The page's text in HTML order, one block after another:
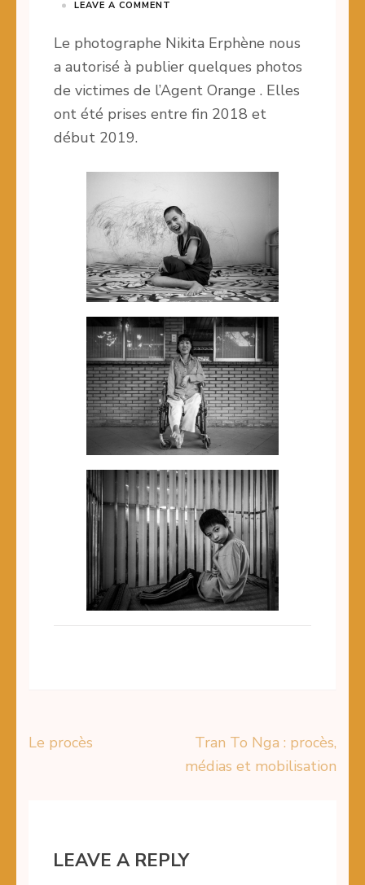
LEAVE A COMMENT
Le photographe Nikita Erphène nous
a autorisé à publier quelques photos
de victimes de l’Agent Orange . Elles
ont été prises entre fin 2018 et
début 2019.
Le procès
Tran To Nga : procès,
médias et mobilisation
LEAVE A REPLY